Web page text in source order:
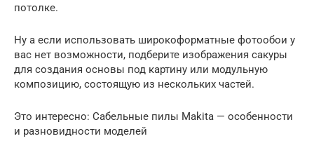
потолке.
Ну а если использовать широкоформатные фотообои у
вас нет возможности, подберите изображения сакуры
для создания основы под картину или модульную
композицию, состоящую из нескольких частей.
Это интересно: Сабельные пилы Makita — особенности
и разновидности моделей